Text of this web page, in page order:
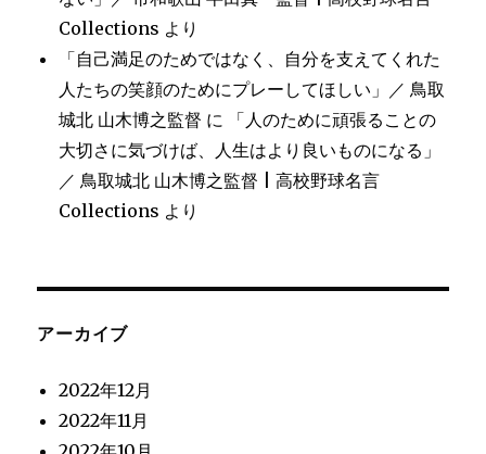
Collections より
「自己満足のためではなく、自分を支えてくれた
人たちの笑顔のためにプレーしてほしい」／ 鳥取
城北 山木博之監督 に
「人のために頑張ることの
大切さに気づけば、人生はより良いものになる」
／ 鳥取城北 山木博之監督 | 高校野球名言
Collections より
アーカイブ
2022年12月
2022年11月